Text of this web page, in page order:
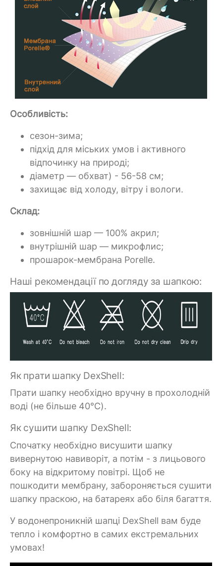
Особливість:
сезон-зима;
підхід для міських умов і активного
відпочинку на природі;
діаметр — обхват) - 56-58 см;
захищає від холоду, вітру і вологи.
Склад:
зовнішній шар — 100% акрил;
внутрішній шар — микрофлис;
прошарок-мембрана Porelle.
Наші рекомендації по догляду за шапкою:
Як прати шапку DexShell:
Прати шапку необхідно вручну в прохолодній
воді (не більше 40°C).
Як сушити шапку DexShell:
Спочатку необхідно висушити шапку
вивернутою навиворіт, а потім - з лицьового
боку на відкритому повітрі. Щоб не
пошкодити мембрану, забороняється сушити
шапку праскою, на батареях або біля багаття.
У водонепроникній шапці DexShell вам буде
тепло і комфортно в самих екстремальних
умовах!